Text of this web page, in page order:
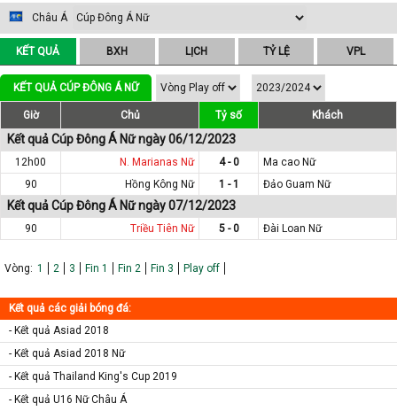
Châu Á
KẾT QUẢ BXH LỊCH TỶ LỆ VPL
KẾT QUẢ CÚP ĐÔNG Á NỮ
Giờ Chủ Tỷ số Khách
Kết quả Cúp Đông Á Nữ ngày 06/12/2023
12h00 N. Marianas Nữ 4 - 0
Ma cao Nữ
90
Hồng Kông Nữ 1 - 1 Đảo Guam Nữ
Kết quả Cúp Đông Á Nữ ngày 07/12/2023
90 Triều Tiên Nữ 5 - 0 Đài Loan Nữ
Vòng: 1 2 3 Fin 1 Fin 2 Fin 3 Play off
Kết quả các giải bóng đá:
- Kết quả Asiad 2018
- Kết quả Asiad 2018 Nữ
- Kết quả Thailand King's Cup 2019
- Kết quả U16 Nữ Châu Á